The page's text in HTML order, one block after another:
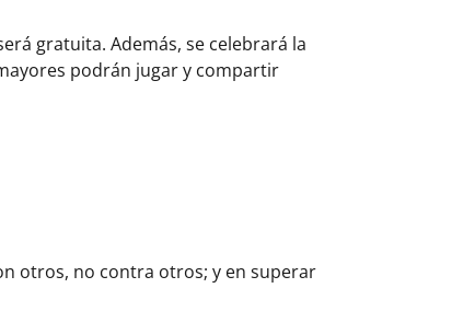
gratuita. Además, se celebrará la
podrán jugar y compartir
otros, no contra otros; y en superar